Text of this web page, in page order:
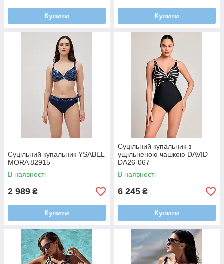
Купити Купити
Суцільний купальник YSABEL
MORA 82915
В наявності
2 989 ₴
Купити
Суцільний купальник з
ущільненою чашкою DAVID
DA26-067
В наявності
6 245 ₴
Купити